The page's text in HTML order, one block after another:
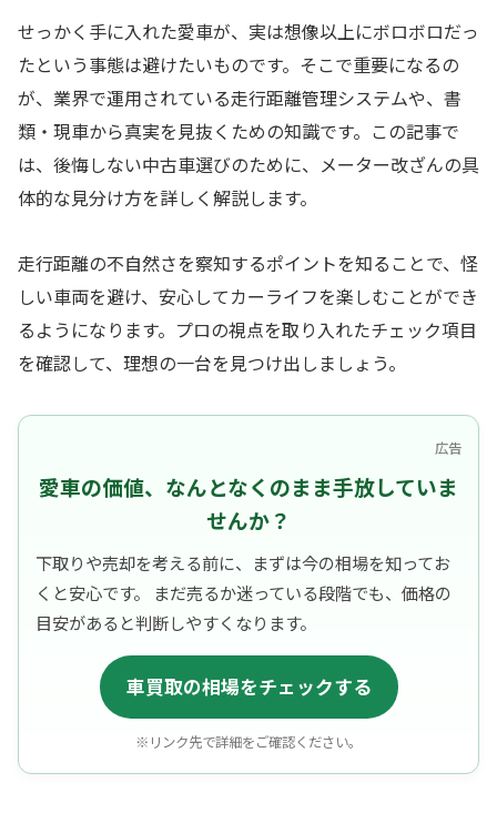
せっかく手に入れた愛車が、実は想像以上にボロボロだっ
たという事態は避けたいものです。そこで重要になるの
が、業界で運用されている走行距離管理システムや、書
類・現車から真実を見抜くための知識です。この記事で
は、後悔しない中古車選びのために、メーター改ざんの具
体的な見分け方を詳しく解説します。
走行距離の不自然さを察知するポイントを知ることで、怪
しい車両を避け、安心してカーライフを楽しむことができ
るようになります。プロの視点を取り入れたチェック項目
を確認して、理想の一台を見つけ出しましょう。
広告
愛車の価値、なんとなくのまま手放していま
せんか？
下取りや売却を考える前に、まずは今の相場を知ってお
くと安心です。 まだ売るか迷っている段階でも、価格の
目安があると判断しやすくなります。
車買取の相場をチェックする
※リンク先で詳細をご確認ください。